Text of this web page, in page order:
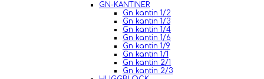
GN-KANTINER
Gn kantin 1/2
Gn kantin 1/3
Gn kantin 1/4
Gn kantin 1/6
Gn kantin 1/9
Gn kantin 1/1
Gn kantin 2/1
Gn kantin 2/3